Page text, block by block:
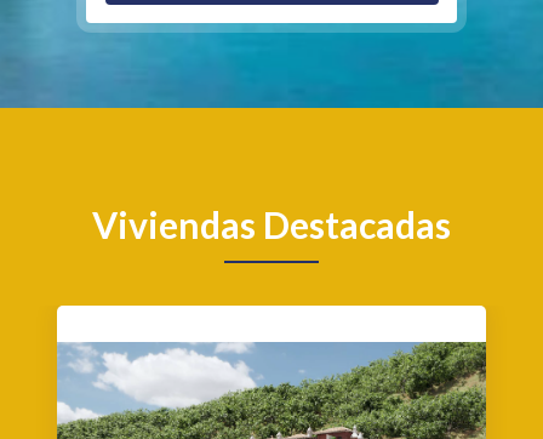
Viviendas Destacadas